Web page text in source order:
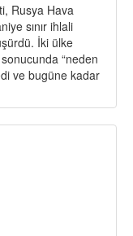
Rusya Hava
sınır ihlali
İki ülke
“neden
ve bugüne kadar